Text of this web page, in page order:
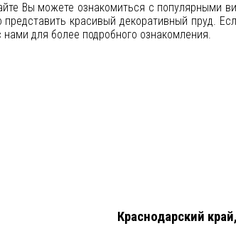
Вы можете ознакомиться с популярными
представить красивый декоративный пруд.
нами для более подробного ознакомления.
Краснодарский